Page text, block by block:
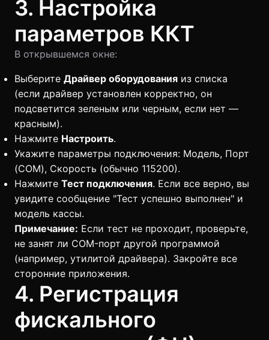
3. Настройка
параметров ККТ
В открывшемся окне:
Выберите Драйвер оборудования из списка
(если драйвер установлен корректно, он
подсветится зеленым или черным, если нет —
красным).
Нажмите Настроить.
Укажите параметры подключения: Модель, Порт
(COM), Скорость (обычно 115200).
Нажмите Тест подключения. Если все верно, вы
увидите сообщение "Тест успешно выполнен" и
модель кассы.
Примечание: Если тест не проходит, проверьте,
не занят ли COM-порт другой программой
(например, утилитой драйвера). Закройте все
сторонние приложения.
4. Регистрация
фискального